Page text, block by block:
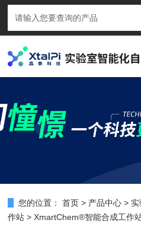
您的位置： 首页 > 产品中心 >
作站 > XmartChem®智能合成工作